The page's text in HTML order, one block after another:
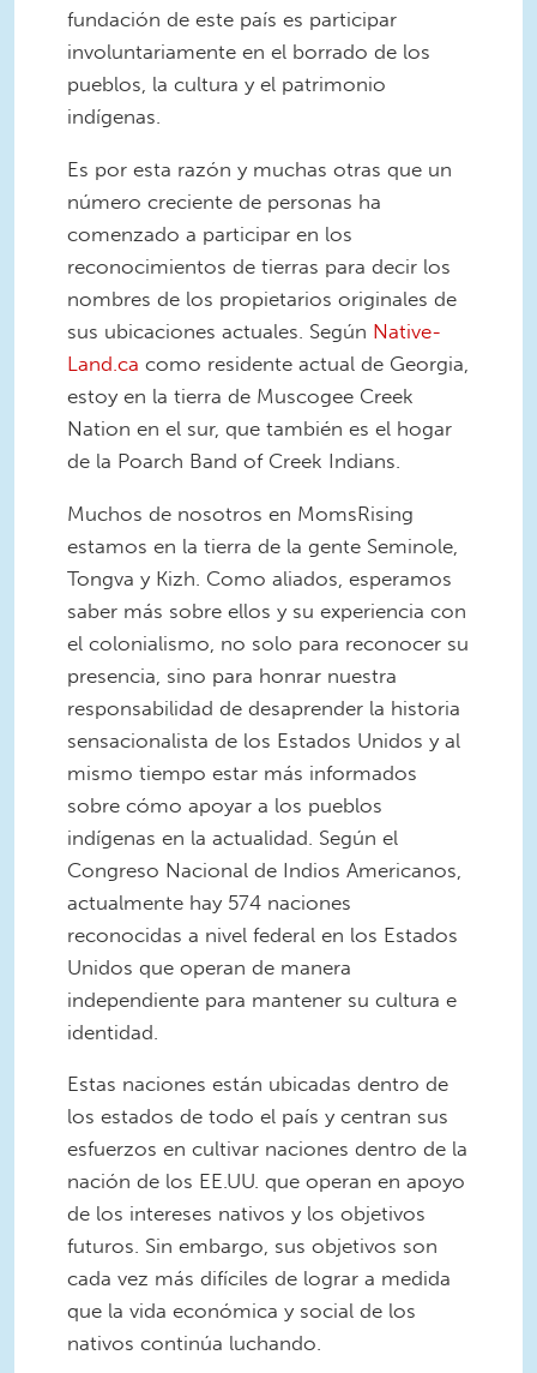
fundación de este país es participar
involuntariamente en el borrado de los
pueblos, la cultura y el patrimonio
indígenas.
Es por esta razón y muchas otras que un
número creciente de personas ha
comenzado a participar en los
reconocimientos de tierras para decir los
nombres de los propietarios originales de
sus ubicaciones actuales. Según Native-
Land.ca como residente actual de Georgia,
estoy en la tierra de Muscogee Creek
Nation en el sur, que también es el hogar
de la Poarch Band of Creek Indians.
Muchos de nosotros en MomsRising
estamos en la tierra de la gente Seminole,
Tongva y Kizh. Como aliados, esperamos
saber más sobre ellos y su experiencia con
el colonialismo, no solo para reconocer su
presencia, sino para honrar nuestra
responsabilidad de desaprender la historia
sensacionalista de los Estados Unidos y al
mismo tiempo estar más informados
sobre cómo apoyar a los pueblos
indígenas en la actualidad. Según el
Congreso Nacional de Indios Americanos,
actualmente hay 574 naciones
reconocidas a nivel federal en los Estados
Unidos que operan de manera
independiente para mantener su cultura e
identidad.
Estas naciones están ubicadas dentro de
los estados de todo el país y centran sus
esfuerzos en cultivar naciones dentro de la
nación de los EE.UU. que operan en apoyo
de los intereses nativos y los objetivos
futuros. Sin embargo, sus objetivos son
cada vez más difíciles de lograr a medida
que la vida económica y social de los
nativos continúa luchando.